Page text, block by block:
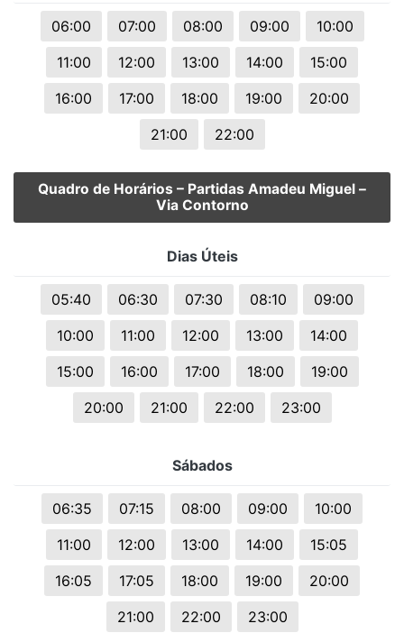
06:00 07:00 08:00 09:00
10:00
11:00
12:00 13:00 14:00
15:00
16:00
17:00 18:00 19:00
20:00
21:00
22:00
Quadro de Horários – Partidas Amadeu Miguel –
Via Contorno
Dias Úteis
05:40 06:30 07:30 08:10
09:00
10:00
11:00 12:00 13:00
14:00
15:00
16:00 17:00 18:00
19:00
20:00
21:00 22:00 23:00
Sábados
06:35 07:15 08:00 09:00
10:00
11:00
12:00 13:00 14:00
15:05
16:05
17:05 18:00 19:00
20:00
21:00
22:00 23:00